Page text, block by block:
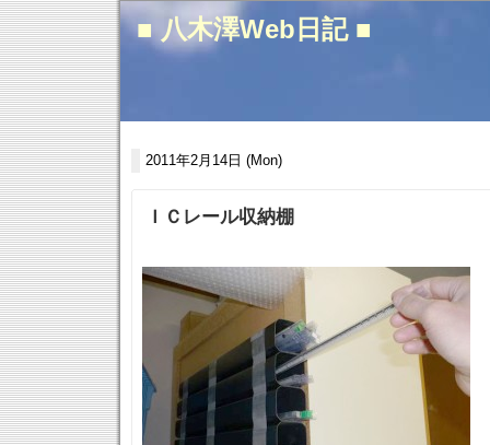
■ 八木澤Web日記 ■
2011年2月14日 (Mon)
ＩＣレール収納棚